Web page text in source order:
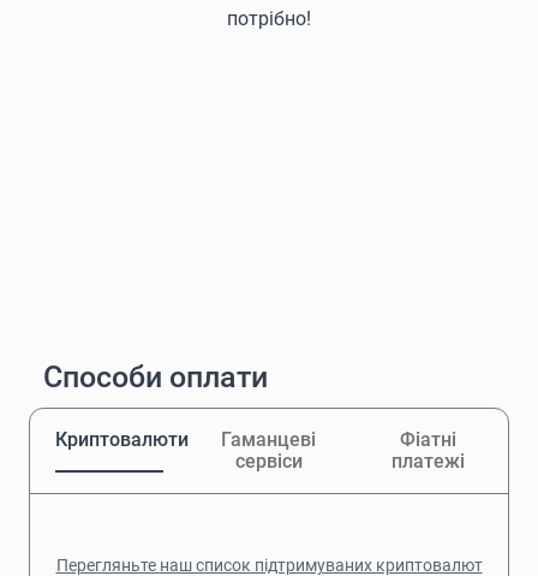
потрібно!
Способи оплати
Криптовалюти
Гаманцеві
сервіси
Фіатні
платежі
Перегляньте наш список підтримуваних криптовалют